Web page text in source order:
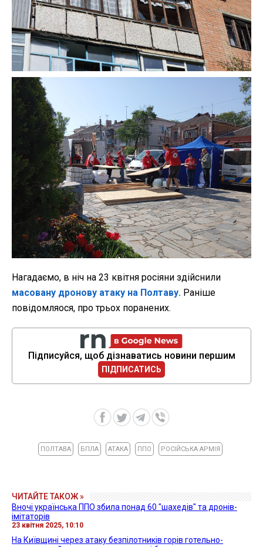
Нагадаємо, в ніч на 23 квітня росіяни здійснили
масовану дронову атаку на Полтаву. Раніше
повідомляося, про трьох поранених.
Підписуйся, щоб дізнаватись новини першим
ПІДПИСАТИСЬ
ПОЛТАВА БПЛА АТАКА ППО РОСІЙСЬКА АРМІЯ
ЧИТАЙТЕ ТАКОЖ »
Вночі українська ППО збила понад 60 "шахедів" та дронів-
імітаторів
23 квітня 2025, 10:10
На Київщині через атаку безпілотників горів готельно-